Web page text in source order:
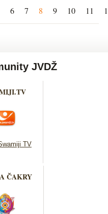
6 7 8 9 10 11
JVDŽ
TV
ČAKRY